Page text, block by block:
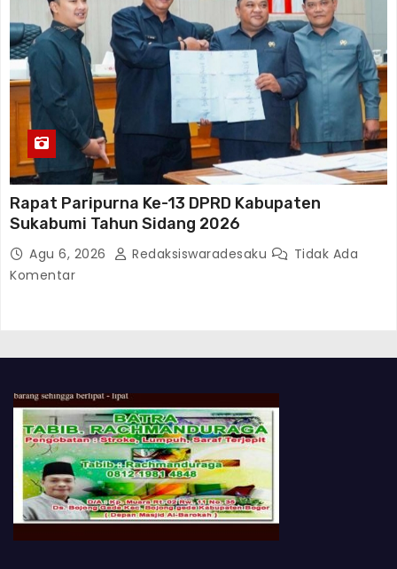
Rapat Paripurna Ke-13 DPRD Kabupaten
Sukabumi Tahun Sidang 2026
Agu 6, 2026 Redaksiswaradesaku
Tidak Ada
Komentar